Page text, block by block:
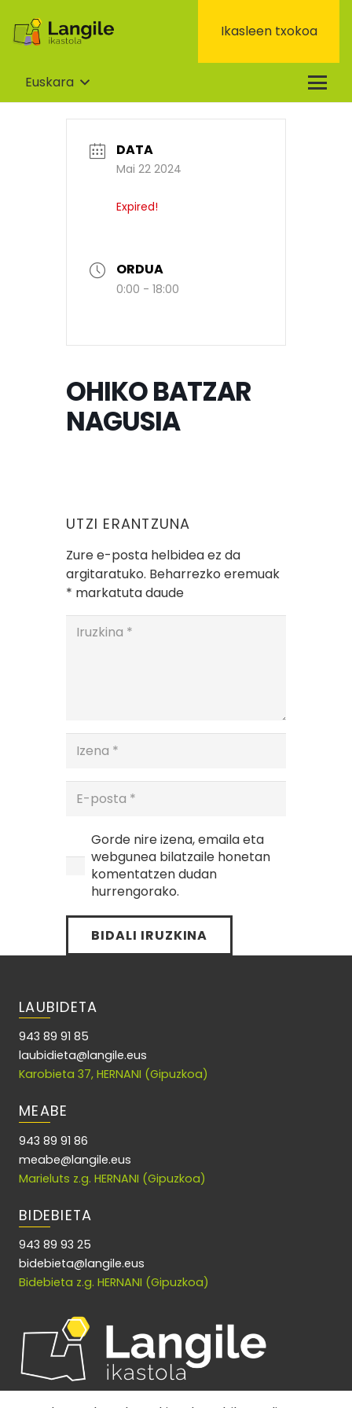
Ikasleen txokoa
Euskara
DATA
Mai 22 2024
Expired!
ORDUA
0:00 - 18:00
OHIKO BATZAR
NAGUSIA
UTZI ERANTZUNA
Zure e-posta helbidea ez da
argitaratuko. Beharrezko eremuak
* markatuta daude
Gorde nire izena, emaila eta
webgunea bilatzaile honetan
komentatzen dudan
hurrengorako.
BIDALI IRUZKINA
LAUBIDETA
943 89 91 85
laubidieta@langile.eus
Karobieta 37, HERNANI (Gipuzkoa)
MEABE
943 89 91 86
meabe@langile.eus
Marieluts z.g. HERNANI (Gipuzkoa)
BIDEBIETA
943 89 93 25
bidebieta@langile.eus
Bidebieta z.g. HERNANI (Gipuzkoa)